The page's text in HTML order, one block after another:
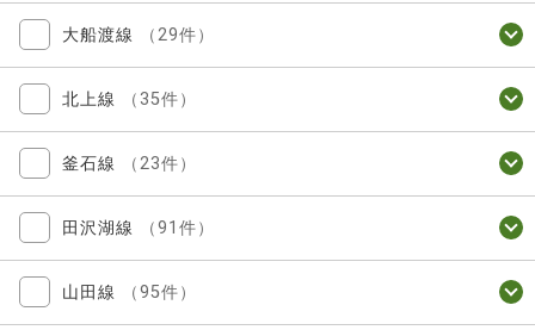
大船渡線 （29件）
北上線 （35件）
釜石線 （23件）
田沢湖線 （91件）
山田線 （95件）